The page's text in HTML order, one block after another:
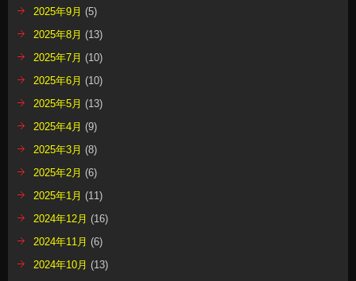
2025年9月 (5)
2025年8月 (13)
2025年7月 (10)
2025年6月 (10)
2025年5月 (13)
2025年4月 (9)
2025年3月 (8)
2025年2月 (6)
2025年1月 (11)
2024年12月 (16)
2024年11月 (6)
2024年10月 (13)